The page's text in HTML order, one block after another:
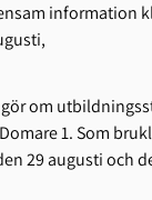
information
om
1. Som
29 augusti och